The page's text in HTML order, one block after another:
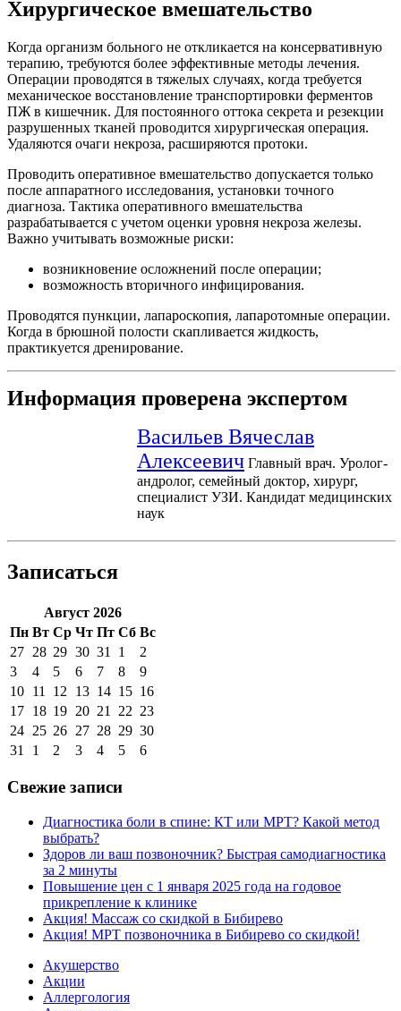
Хирургическое вмешательство
Когда организм больного не откликается на консервативную
терапию, требуются более эффективные методы лечения.
Операции проводятся в тяжелых случаях, когда требуется
механическое восстановление транспортировки ферментов
ПЖ в кишечник. Для постоянного оттока секрета и резекции
разрушенных тканей проводится хирургическая операция.
Удаляются очаги некроза, расширяются протоки.
Проводить оперативное вмешательство допускается только
после аппаратного исследования, установки точного
диагноза. Тактика оперативного вмешательства
разрабатывается с учетом оценки уровня некроза железы.
Важно учитывать возможные риски:
возникновение осложнений после операции;
возможность вторичного инфицирования.
Проводятся пункции, лапароскопия, лапаротомные операции.
Когда в брюшной полости скапливается жидкость,
практикуется дренирование.
Информация проверена экспертом
Васильев Вячеслав
Алексеевич Главный врач. Уролог-
андролог, семейный доктор, хирург,
специалист УЗИ. Кандидат медицинских
наук
Записаться
Август 2026
Пн Вт Ср Чт Пт Сб Вс
27 28 29 30 31 1
2
3
4 5 6 7 8
9
10 11 12 13 14 15 16
17 18 19 20 21 22 23
24 25 26 27 28 29 30
31
1 2 3 4 5 6
Свежие записи
Диагностика боли в спине: КТ или МРТ? Какой метод
выбрать?
Здоров ли ваш позвоночник? Быстрая самодиагностика
за 2 минуты
Повышение цен с 1 января 2025 года на годовое
прикрепление к клинике
Акция! Массаж со скидкой в Бибирево
Акция! МРТ позвоночника в Бибирево со скидкой!
Акушерство
Акции
Аллергология